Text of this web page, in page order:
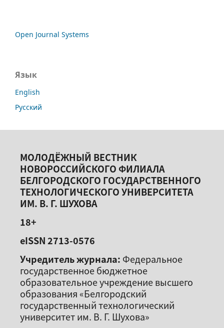
Open Journal Systems
Язык
English
Русский
МОЛОДЁЖНЫЙ ВЕСТНИК
НОВОРОССИЙСКОГО ФИЛИАЛА
БЕЛГОРОДСКОГО ГОСУДАРСТВЕННОГО
ТЕХНОЛОГИЧЕСКОГО УНИВЕРСИТЕТА
ИМ. В. Г. ШУХОВА
18+
eISSN 2713-0576
Учредитель журнала: Федеральное
государственное бюджетное
образовательное учреждение высшего
образования «Белгородский
государственный технологический
университет им. В. Г. Шухова»